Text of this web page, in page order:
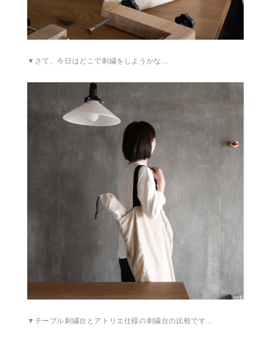
▼さて、今日はどこで刺繍をしようかな…
▼テーブル刺繍台とアトリエ仕様の刺繍台の比較です…